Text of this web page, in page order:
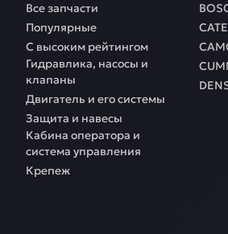
Все запчасти
Популярные
С высоким рейтингом
Гидравлика, насосы и
клапаны
Двигатель и его системы
Защита и навесы
Кабина оператора и
система управления
Крепеж